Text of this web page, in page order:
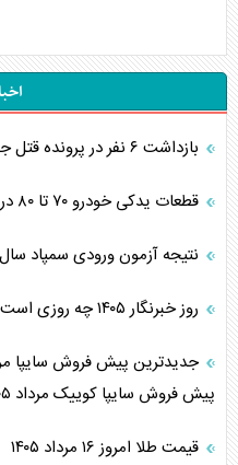
بازداشت ۶ نفر در پرونده قتل جوانی در ستارخان
قطعات یدکی خودرو ۷۰ تا ۸۰ درصد گران شد
نتیجه آزمون ورودی سمپاد سال ۱۴۰۵ اعلام شد
روز خبرنگار ۱۴۰۵ چه روزی است؟ + پیام تبریک روز خبرنگار ۱۴۰۵
پیش فروش سایپا کوییک مرداد ۱۴۰۵ اعلام شد
قیمت طلا امروز ۱۶ مرداد ۱۴۰۵